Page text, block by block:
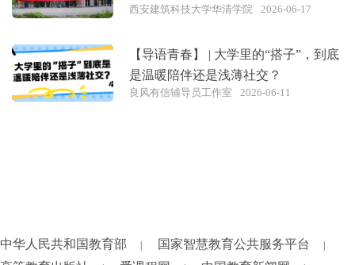
西安建筑科技大学华清学院 2026-06-17
【导语青春】 | 大学里的“搭子”，到底
是温暖陪伴还是浅薄社交？
良风有信辅导员工作室 2026-06-11
中华人民共和国教育部 国家智慧教育公共服务平台